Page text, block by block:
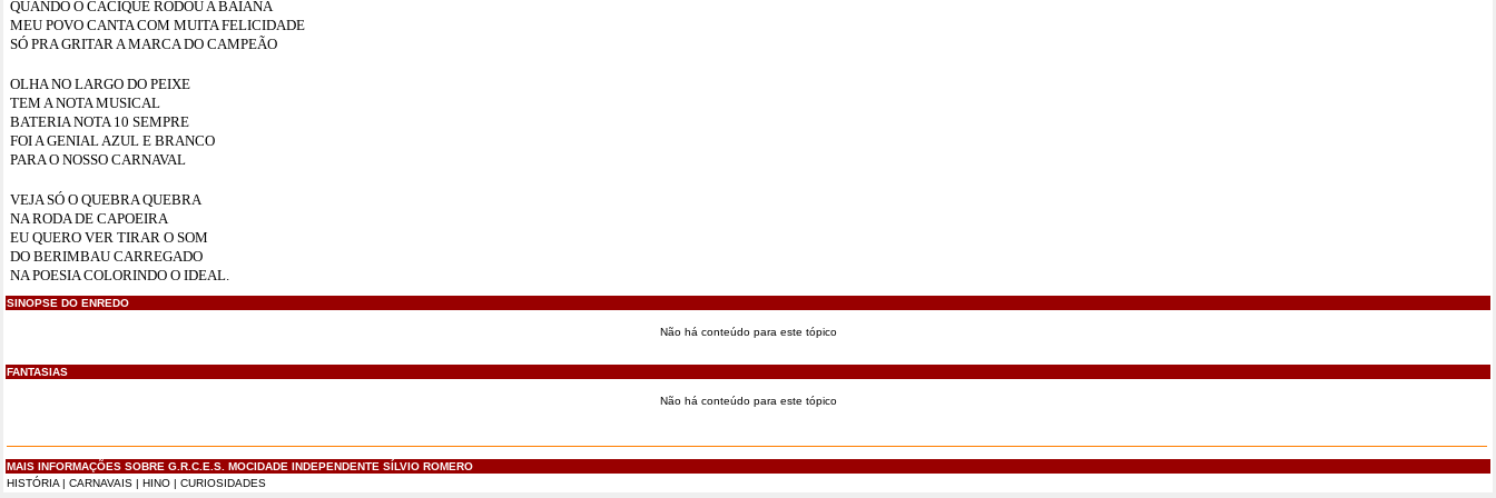
QUANDO O CACIQUE RODOU A BAIANA
MEU POVO CANTA COM MUITA FELICIDADE
SÓ PRA GRITAR A MARCA DO CAMPEÃO
OLHA NO LARGO DO PEIXE
TEM A NOTA MUSICAL
BATERIA NOTA 10 SEMPRE
FOI A GENIAL AZUL E BRANCO
PARA O NOSSO CARNAVAL
VEJA SÓ O QUEBRA QUEBRA
NA RODA DE CAPOEIRA
EU QUERO VER TIRAR O SOM
DO BERIMBAU CARREGADO
NA POESIA COLORINDO O IDEAL.
SINOPSE DO ENREDO
Não há conteúdo para este tópico
FANTASIAS
Não há conteúdo para este tópico
MAIS INFORMAÇÕES SOBRE G.R.C.E.S. MOCIDADE INDEPENDENTE SÍLVIO ROMERO
HISTÓRIA | CARNAVAIS | HINO | CURIOSIDADES